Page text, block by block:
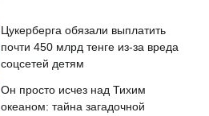
Цукерберга обязали выплатить
почти 450 млрд тенге из-за вреда
соцсетей детям
Он просто исчез над Тихим
океаном: тайна загадочной